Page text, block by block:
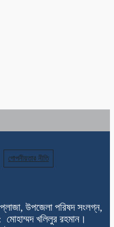
গোপনীয়তার নীতি
প্লাজা, উপজেলা পরিষদ সংলগ্ন,
মোহাম্মদ খলিলুর রহমান।